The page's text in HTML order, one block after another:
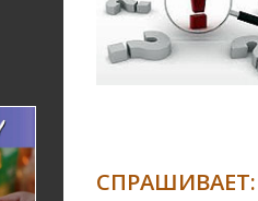
СПРАШИВАЕТ: